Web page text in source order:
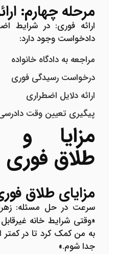
مرحله چهارم:
ارائه فوری: در شرایط
دادخواست وجود دارد:
مراجعه به دادگاه خانواده
درخواست رسیدگی فوری
ارائه دلایل اضطراری
پیگیری تعیین وقت
مزایا و
طلاق فوری
مزایای طلاق
سرعت در حل مسئله:
«وقتی شرایط خانه
به من کمک کرد تا در
جدا شوم.»